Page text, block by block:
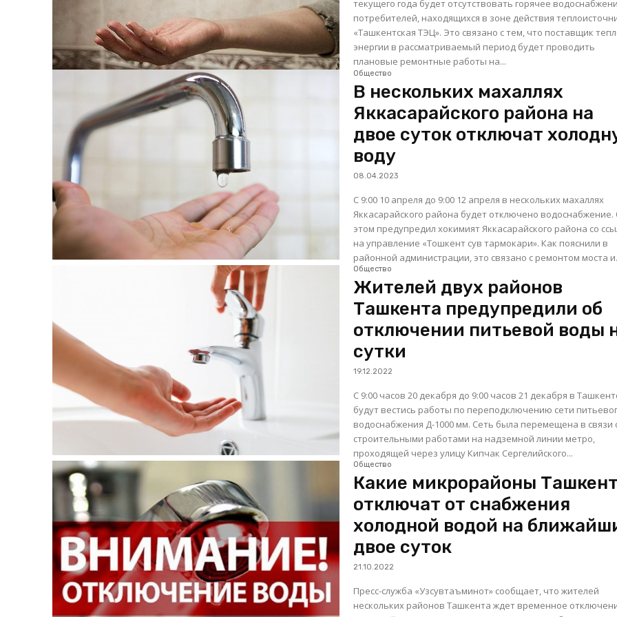
текущего года будет отсутствовать горячее
потребителей, находящихся в зоне действия
«Ташкентская ТЭЦ». Это связано с тем, что поставщик тепловой
энергии в рассматриваемый период будет проводить
плановые ремонтные работы на...
Общество
В нескольких махаллях
Яккасарайского района на
двое суток отключат
воду
08.04.2023
С 9:00 10 апреля до 9:00 12 апреля в нескольких махаллях
Яккасарайского района будет отключено водоснабжение. Об
этом предупредил хокимият Яккасарайского района со
на управление «Тошкент сув тармокари». Как пояснили в
районной администрации, это связано с ремонтом моста
Общество
Жителей двух районов
Ташкента предупредили об
отключении питьевой воды
сутки
19.12.2022
С 9:00 часов 20 декабря до 9:00 часов 21 декабря в
будут вестись работы по переподключению сети
водоснабжения Д-1000 мм. Сеть была перемещена в связи
строительными работами на надземной линии метро, ​​
проходящей через улицу Кипчак Сергелийского...
Общество
Какие микрорайоны
отключат от снабжения
холодной водой на
двое суток
21.10.2022
Пресс-служба «Узсувтаъминот» сообщает, что жителей
нескольких районов Ташкента ждет временное